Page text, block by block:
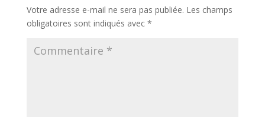
Votre adresse e-mail ne sera pas publiée. Les champs
obligatoires sont indiqués avec *